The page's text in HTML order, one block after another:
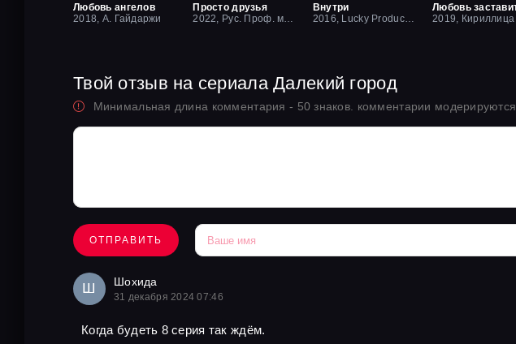
Любовь ангелов
2018, А. Гайдаржи
Просто друзья
Внутри
2016, Lucky Production
2019, Кириллица
Твой отзыв на сериала Далекий город
Минимальная длина комментария - 50 знаков. комментарии модерируются
ОТПРАВИТЬ
Ш Шохида
31 декабря 2024 07:46
Когда будеть 8 серия так ждём.